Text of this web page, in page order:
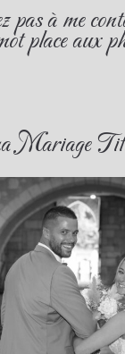
pas à me
place aux
Mariage